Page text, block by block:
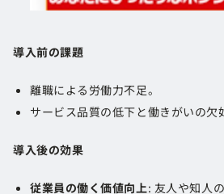
導入前の課題
離職による労働力不足。
サービス品質の低下と働きがいの欠
導入後の効果
従業員の働く価値向上: 友人や知人